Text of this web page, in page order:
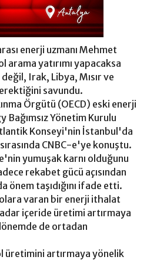
enerji uzmanı Mehmet
yatırımı yapacaksa
Irak, Libya, Mısır ve
savundu.
Örgütü (OECD) eski enerji
Bağımsız Yönetim Kurulu
Konseyi'nin İstanbul'da
CNBC-e'ye konuştu.
yumuşak karnı olduğunu
rekabet gücü açısından
önem taşıdığını ifade etti.
varan bir enerji ithalat
içeride üretimi artırmaya
de ortadan
üretimini artırmaya yönelik